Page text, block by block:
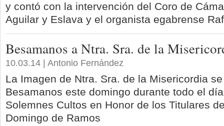
y contó con la intervención del Coro de
Aguilar y Eslava y el organista egabrense
Besamanos a Ntra. Sra. de la
10.03.14 | Antonio Fernández
La Imagen de Ntra. Sra. de la Misericordia
Besamanos este domingo durante todo el
Solemnes Cultos en Honor de los Titulares
Domingo de Ramos